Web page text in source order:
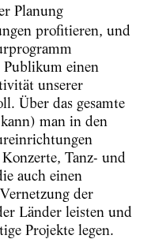
Planung
profitieren, und
Publikum einen
unserer
Über das gesamte
man in den
Tanz- und
auch einen
der
Länder leisten und
Projekte legen.